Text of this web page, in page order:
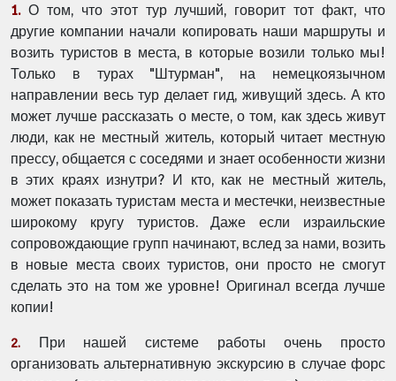
1.О том, что этот тур лучший, говорит тот факт, что
другие компании начали копировать наши маршруты и
возить туристов в места, в которые возили только мы!
Только в турах "Штурман", на немецкоязычном
направлении весь тур делает гид, живущий здесь. А кто
может лучше рассказать о месте, о том, как здесь живут
люди, как не местный житель, который читает местную
прессу, общается с соседями и знает особенности жизни
в этих краях изнутри? И кто, как не местный житель,
может показать туристам места и местечки, неизвестные
широкому кругу туристов. Даже если израильские
сопровождающие групп начинают, вслед за нами, возить
в новые места своих туристов, они просто не смогут
сделать это на том же уровне! Оригинал всегда лучше
копии!
2. При нашей системе работы очень просто
организовать альтернативную экскурсию в случае форс